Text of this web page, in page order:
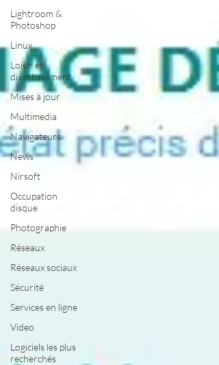
Lightroom &
Photoshop
Linux
Loisir et
divertissement
Mises à jour
Multimedia
Navigateurs
News
Nirsoft
Occupation
disque
Photographie
Réseaux
Réseaux sociaux
Sécurité
Services en ligne
Video
Logiciels les plus
recherchés